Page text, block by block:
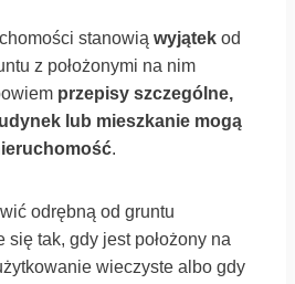
stanowią wyjątek od
z położonymi na nim
przepisy szczególne,
lub mieszkanie mogą
.
odrębną od gruntu
tak, gdy jest położony na
wieczyste albo gdy